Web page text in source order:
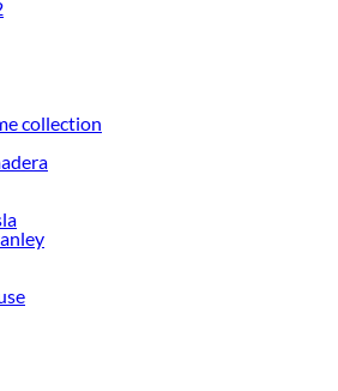
tus proyectos de renovación y decoración.
collection